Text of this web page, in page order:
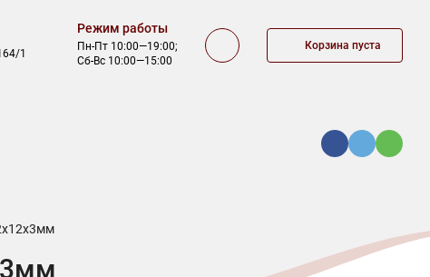
1
Режим работы
Пн-Пт 10:00—19:00;
Сб-Вс 10:00—15:00
Корзина пуста